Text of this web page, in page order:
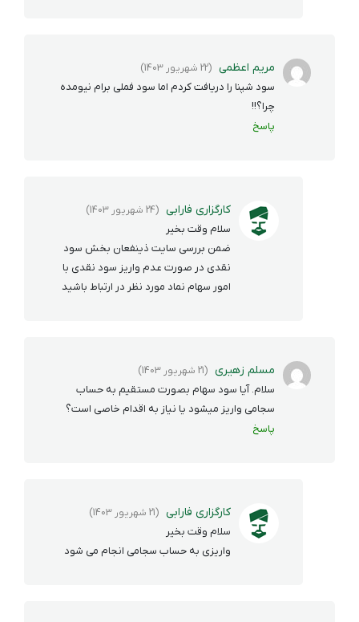
مریم اعظمی (22 شهریور 1403)
سود شپنا را دریافت کردم اما سود فملی برام نیومده
چرا؟!!
پاسخ
کارگزاری فارابی (24 شهریور 1403)
سلام وقت بخیر
ضمن بررسی سایت ذینفعان بخش سود
نقدی در صورت عدم واریز سود نقدی با
امور سهام نماد مورد نظر در ارتباط باشید
مسلم زهیری (21 شهریور 1403)
سلام. آیا سود سهام بصورت مستقیم به حساب
سجامی واریز میشود یا نیاز به اقدام خاصی است؟
پاسخ
کارگزاری فارابی (21 شهریور 1403)
سلام وقت بخیر
واریزی به حساب سجامی انجام می شود